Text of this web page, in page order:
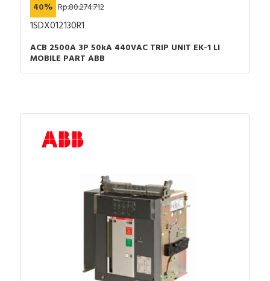
40% Rp.80.274.712
1SDX012130R1
ACB 2500A 3P 50kA 440VAC TRIP UNIT EK-1 LI
MOBILE PART ABB